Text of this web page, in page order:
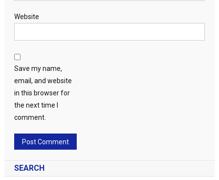
Website
Save my name,
email, and website
in this browser for
the next time I
comment.
SEARCH